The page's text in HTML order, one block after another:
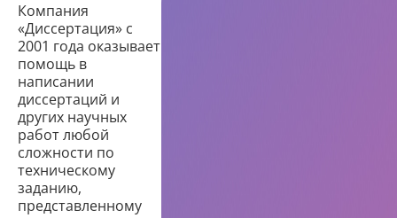
Компания
«Диссертация» с
2001 года оказывает
помощь в
написании
диссертаций и
других научных
работ любой
сложности по
техническому
заданию,
представленному